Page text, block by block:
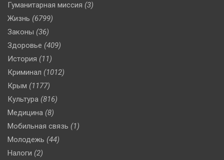
Гуманитарная миссия (3)
Жизнь (6799)
Законы (36)
Здоровье (409)
История (11)
Криминал (1012)
Крым (1177)
Культура (816)
Медицина (8)
Мобильная связь (1)
Молодежь (44)
Налоги (2)